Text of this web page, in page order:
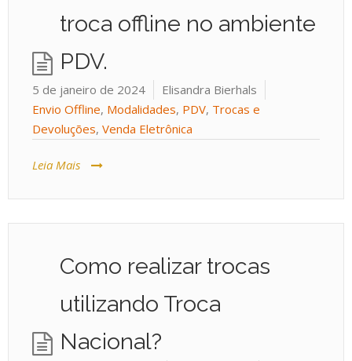
troca offline no ambiente
PDV.
5 de janeiro de 2024
Elisandra Bierhals
Envio Offline, Modalidades, PDV, Trocas e
Devoluções, Venda Eletrônica
Leia Mais
Como realizar trocas
utilizando Troca
Nacional?